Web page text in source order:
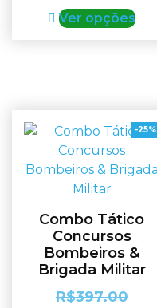
Ver opções
-25%
Combo Tático
Concursos
Bombeiros &
Brigada Militar
R$397.00